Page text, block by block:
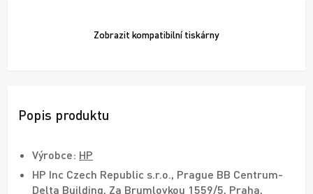
Zobrazit kompatibilní tiskárny
Popis produktu
Výrobce: HP
HP Inc Czech Republic s.r.o., Prague BB Centrum-
Delta Building, Za Brumlovkou 1559/5, Praha,